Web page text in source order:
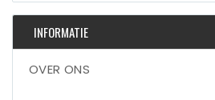
INFORMATIE
OVER ONS